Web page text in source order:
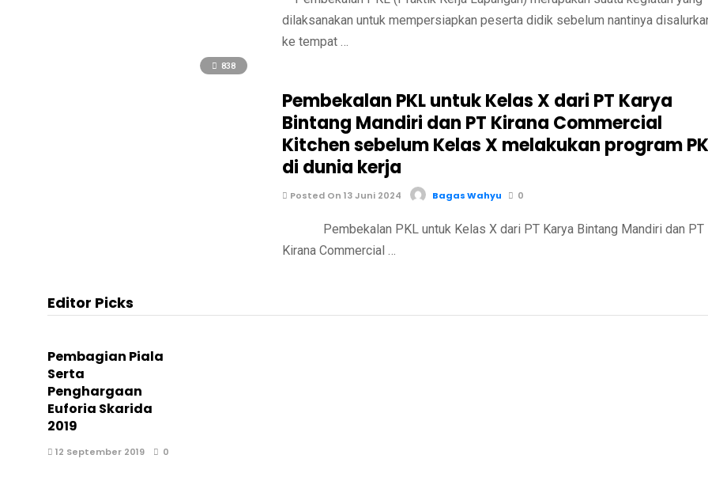
dilaksanakan untuk mempersiapkan peserta didik sebelum nantinya
ke tempat …
838
Pembekalan PKL untuk Kelas X dari PT Karya
Bintang Mandiri dan PT Kirana Commercial
Kitchen sebelum Kelas X melakukan program
di dunia kerja
Posted On 13 Juni 2024 Bagas Wahyu 0
Pembekalan PKL untuk Kelas X dari PT Karya Bintang Mandiri dan PT
Kirana Commercial …
Editor Picks
Pembagian Piala
Serta
Penghargaan
Euforia Skarida
2019
12 September 2019 0